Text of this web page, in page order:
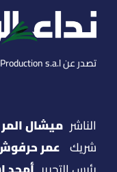
تصدر عن Lebanese Media Production s.a.l
الناشر ميشال المر
شريك عمر